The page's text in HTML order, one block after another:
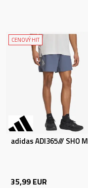
CENOVÝ HIT
adidas ADI365/// SHO M
35,99 EUR